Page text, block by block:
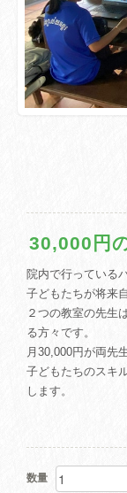
30,000円
院内で行っている
子どもたちが将来
２つの教室の先生
る方々です。
月30,000円が両先
子どもたちのスキ
します。
数量